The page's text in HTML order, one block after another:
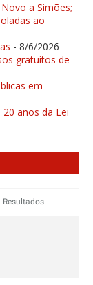
a Simões;
ao
- 8/6/2026
gratuitos de
em
anos da Lei
Resultados